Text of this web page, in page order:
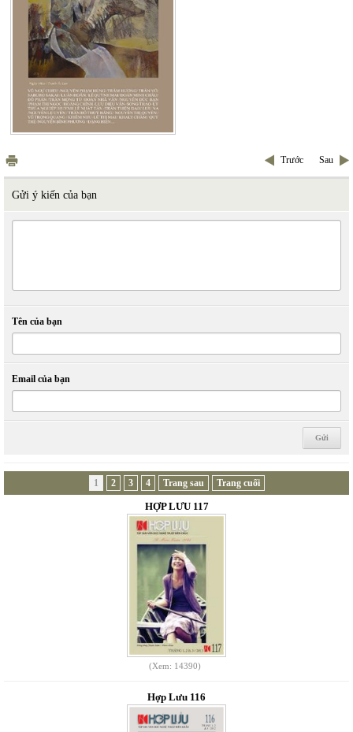
Trước Sau
Gửi ý kiến của bạn
Tên của bạn
Email của bạn
1 2 3 4 Trang sau Trang cuối
HỢP LƯU 117
(Xem: 14390)
Hợp Lưu 116